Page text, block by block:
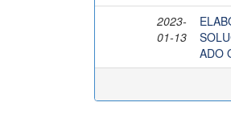
2023-
01-13
ADO